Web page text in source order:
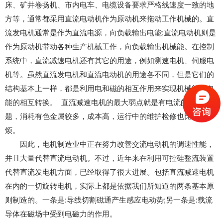
床、矿井卷扬机、市内电车、电缆设备要求严格线速度一致的地
方等，通常都采用直流电动机作为原动机来拖动工作机械的。直
流发电机通常是作为直流电源，向负载输出电能;直流电动机则是
作为原动机带动各种生产机械工作，向负载输出机械能。在控制
系统中，直流减速电机还有其它的用途，例如测速电机、伺服电
机等。虽然直流发电机和直流电动机的用途各不同，但是它们的
结构基本上一样，都是利用电和磁的相互作用来实现机械能与电
能的相互转换。 直流减速电机的最大弱点就是有电流的换向问
题，消耗有色金属较多，成本高，运行中的维护检修也比较麻
烦。
因此，电机制造业中正在努力改善交流电动机的调速性能，
并且大量代替直流电动机。不过，近年来在利用可控硅整流装置
代替直流发电机方面，已经取得了很大进展。包括直流减速电机
在内的一切旋转电机，实际上都是依据我们所知道的两条基本原
则制造的。一条是:导线切割磁通产生感应电动势;另一条是:载流
导体在磁场中受到电磁力的作用。